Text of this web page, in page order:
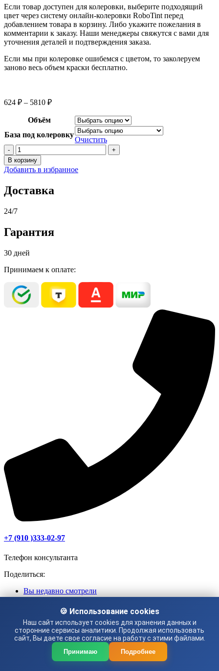
Если товар доступен для колеровки, выберите подходящий
цвет через систему онлайн-колеровки RoboTint перед
добавлением товара в корзину. Либо укажите пожелания в
комментарии к заказу. Наши менеджеры свяжутся с вами для
уточнения деталей и подтверждения заказа.
Если мы при колеровке ошибемся с цветом, то заколеруем
заново весь объем краски бесплатно.
624 ₽ – 5810 ₽Диапазон
5810 ₽
Объём
База под колеровку
Очистить
Количество
товара
Краска
MARSHALL
КУХНИ
ВАННЫЕ
ЭКСПОРТ
И
матовая
BW,
BC
В корзину
Добавить в избранное
Доставка
24/7
Гарантия
30 дней
Принимаем к оплате:
+7 (910 )333-02-97
Телефон консультанта
Поделиться:
Вы недавно смотрели
🍪 Использование cookies
Наш сайт использует cookies для хранения данных и
сторонние сервисы аналитики. Продолжая использовать
сайт, Вы даете свое согласие на работу с этими файлами.
Принимаю Подробнее